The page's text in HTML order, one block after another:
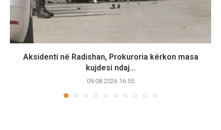
Aksidenti në Radishan, Prokuroria kërkon masa
kujdesi ndaj...
09.08.2026 16:55